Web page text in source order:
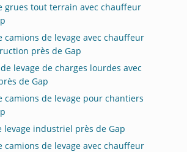
grues tout terrain avec chauffeur
camions de levage avec chauffeur
près de Gap
levage de charges lourdes avec
de Gap
camions de levage pour chantiers
levage industriel près de Gap
camions de levage avec chauffeur